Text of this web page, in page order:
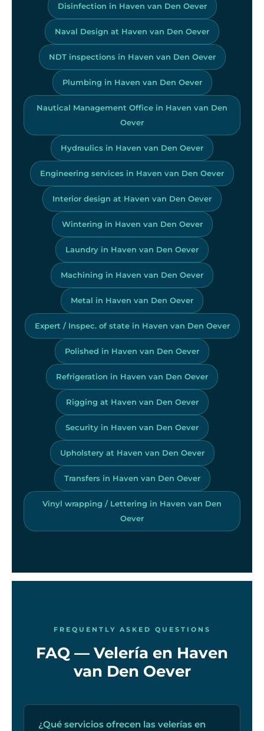
Disinfection in Haven van Den Oever
Naval Design at Haven van Den Oever
NDT inspections in Haven van Den Oever
Plumbing in Haven van Den Oever
Nautical Management Office in Haven van Den
Oever
Hydraulics in Haven van Den Oever
Engineering services in Haven van Den Oever
Interior design at Haven van Den Oever
Wintering in Haven van Den Oever
Laundry in Haven van Den Oever
Machining in Haven van Den Oever
Metal in Haven van Den Oever
Expert / Inspec. of state in Haven van Den Oever
Polished in Haven van Den Oever
Refrigeration in Haven van Den Oever
Rigging at Haven van Den Oever
Security in Haven van Den Oever
Upholstery at Haven van Den Oever
Transfers in Haven van Den Oever
Vinyl wrapping / Lettering in Haven van Den
Oever
FREQUENTLY ASKED QUESTIONS
FAQ — Velería en Haven
van Den Oever
¿Qué servicios ofrecen las velerías en